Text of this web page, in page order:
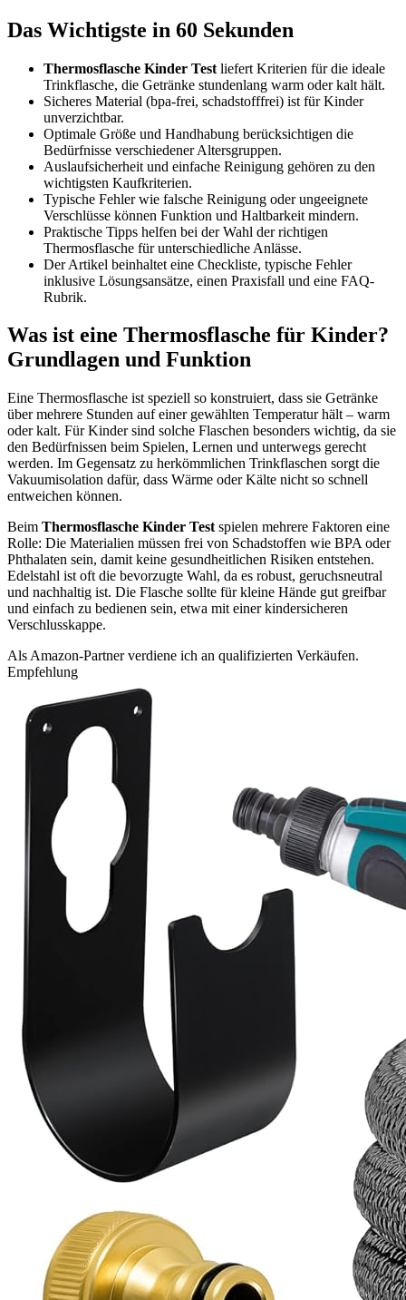
Das Wichtigste in 60 Sekunden
Thermosflasche Kinder Test liefert Kriterien für die ideale
Trinkflasche, die Getränke stundenlang warm oder kalt hält.
Sicheres Material (bpa-frei, schadstofffrei) ist für Kinder
unverzichtbar.
Optimale Größe und Handhabung berücksichtigen die
Bedürfnisse verschiedener Altersgruppen.
Auslaufsicherheit und einfache Reinigung gehören zu den
wichtigsten Kaufkriterien.
Typische Fehler wie falsche Reinigung oder ungeeignete
Verschlüsse können Funktion und Haltbarkeit mindern.
Praktische Tipps helfen bei der Wahl der richtigen
Thermosflasche für unterschiedliche Anlässe.
Der Artikel beinhaltet eine Checkliste, typische Fehler
inklusive Lösungsansätze, einen Praxisfall und eine FAQ-
Rubrik.
Was ist eine Thermosflasche für Kinder?
Grundlagen und Funktion
Eine Thermosflasche ist speziell so konstruiert, dass sie Getränke
über mehrere Stunden auf einer gewählten Temperatur hält – warm
oder kalt. Für Kinder sind solche Flaschen besonders wichtig, da sie
den Bedürfnissen beim Spielen, Lernen und unterwegs gerecht
werden. Im Gegensatz zu herkömmlichen Trinkflaschen sorgt die
Vakuumisolation dafür, dass Wärme oder Kälte nicht so schnell
entweichen können.
Beim Thermosflasche Kinder Test spielen mehrere Faktoren eine
Rolle: Die Materialien müssen frei von Schadstoffen wie BPA oder
Phthalaten sein, damit keine gesundheitlichen Risiken entstehen.
Edelstahl ist oft die bevorzugte Wahl, da es robust, geruchsneutral
und nachhaltig ist. Die Flasche sollte für kleine Hände gut greifbar
und einfach zu bedienen sein, etwa mit einer kindersicheren
Verschlusskappe.
Als Amazon-Partner verdiene ich an qualifizierten Verkäufen.
Empfehlung